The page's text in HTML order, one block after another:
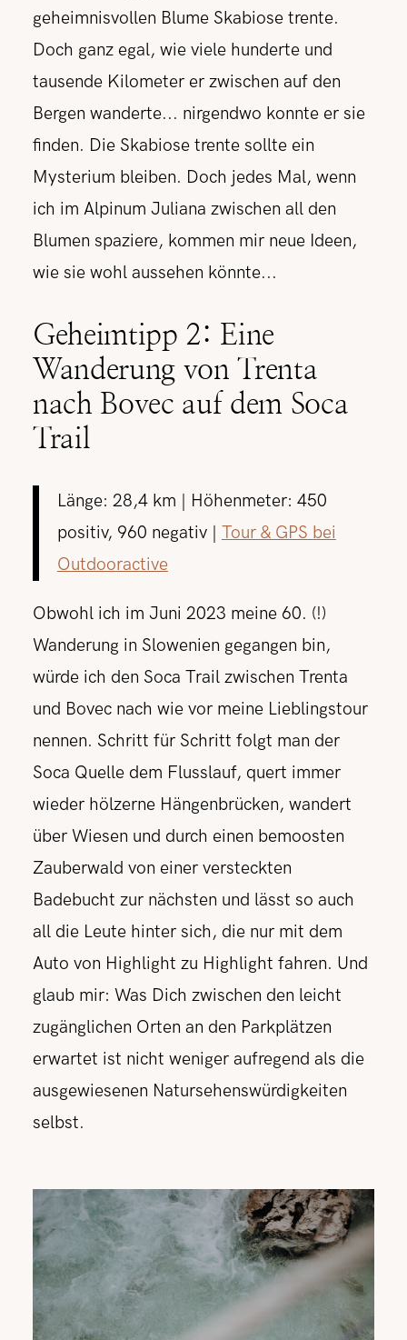
geheimnisvollen Blume Skabiose trente.
Doch ganz egal, wie viele hunderte und
tausende Kilometer er zwischen auf den
Bergen wanderte... nirgendwo konnte er sie
finden. Die Skabiose trente sollte ein
Mysterium bleiben. Doch jedes Mal, wenn
ich im Alpinum Juliana zwischen all den
Blumen spaziere, kommen mir neue Ideen,
wie sie wohl aussehen könnte...
Geheimtipp 2: Eine
Wanderung von Trenta
nach Bovec auf dem Soca
Trail
Länge: 28,4 km | Höhenmeter: 450
positiv, 960 negativ | Tour & GPS bei
Outdooractive
Obwohl ich im Juni 2023 meine 60. (!)
Wanderung in Slowenien gegangen bin,
würde ich den Soca Trail zwischen Trenta
und Bovec nach wie vor meine Lieblingstour
nennen. Schritt für Schritt folgt man der
Soca Quelle dem Flusslauf, quert immer
wieder hölzerne Hängenbrücken, wandert
über Wiesen und durch einen bemoosten
Zauberwald von einer versteckten
Badebucht zur nächsten und lässt so auch
all die Leute hinter sich, die nur mit dem
Auto von Highlight zu Highlight fahren. Und
glaub mir: Was Dich zwischen den leicht
zugänglichen Orten an den Parkplätzen
erwartet ist nicht weniger aufregend als die
ausgewiesenen Natursehenswürdigkeiten
selbst.